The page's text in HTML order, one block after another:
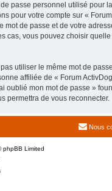
passe personnel utilisé pour
pour votre compte sur «
de passe et de votre
cas, vous pouvez choisir
utiliser le même mot de
affiliée de « Forum
oublié mon mot de passe »
permettra de vous reconnecter.
Nous
phpBB Limited